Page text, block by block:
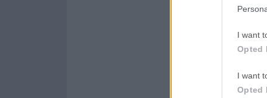
I want
Opted
I want
Opted
Acerca de XAMPP
XAMPP para Mac
MySQL, PHP y
servidor web
herramienta es